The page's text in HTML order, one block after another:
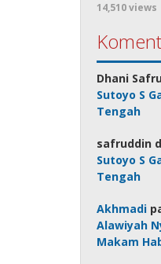
14,510 views
Dhani
Sutoyo S
Tengah
safruddin
Sutoyo S
Tengah
Akhmadi
Alawiyah
Makam